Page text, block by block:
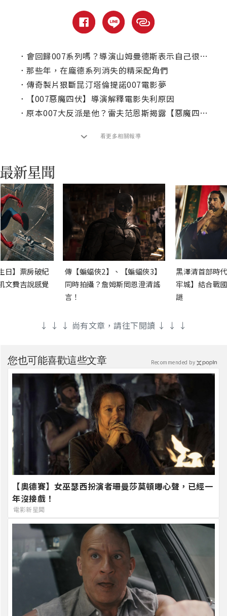
． 會回歸007系列嗎？導演山姆曼德斯表示自己很懷疑這件事！
． 那些年，在龐德系列消失的精采配角們
． 傳奇製片狠斷昆汀塔倫提諾007電影夢
．
【007惡魔四伏】導演解釋電影失利原因
． 原本007大反派是他？雷夫范恩斯揭露【惡魔四伏】反轉劇情
看更多相關報導
日】票房破紀
文費吉說感覺
傳【蝙蝠俠2】、【蝙蝠俠3】
同時拍攝？詹姆斯岡恩澄清謠
言！
黑澤清首部時
牢城】結合戰
謎
↓ ↓ ↓ 尚有文章，請往下閱讀 ↓ ↓ ↓
您也可能喜歡這些文章
【奧德賽】女巫瑟西扮演者珊曼莎莫頓曝心聲，已經一
年沒接戲！
電影新星聞
Recommended by